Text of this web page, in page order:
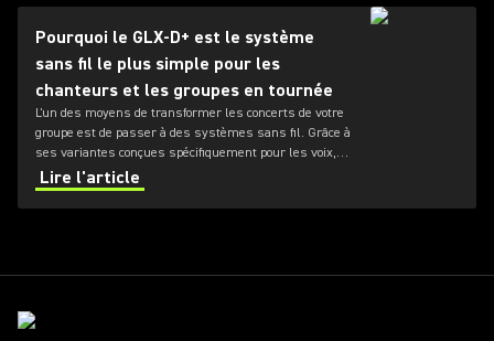
Pourquoi le GLX-D+ est le système
sans fil le plus simple pour les
chanteurs et les groupes en tournée
L'un des moyens de transformer les concerts de votre
groupe est de passer à des systèmes sans fil. Grâce à
ses variantes conçues spécifiquement pour les voix,
les guitares et les autres instruments, le système
GLX-D+ est notre option sans fil la plus récente, et de
loin la plus simple, pour les chanteurs et les groupes.
Lire l'article